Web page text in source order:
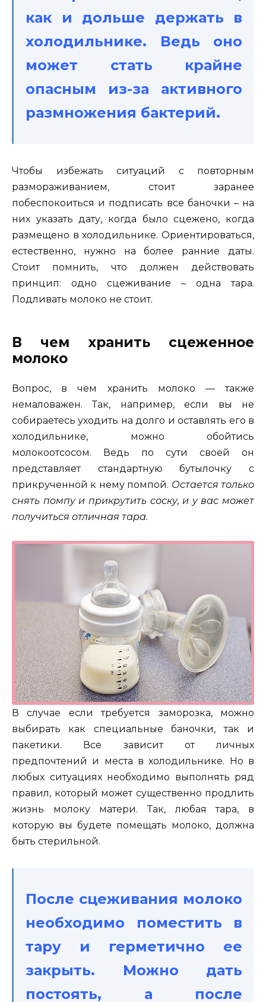
как и дольше держать в
холодильнике. Ведь оно
может стать крайне
опасным из-за активного
размножения бактерий.
Чтобы избежать ситуаций с повторным
размораживанием, стоит заранее
побеспокоиться и подписать все баночки – на
них указать дату, когда было сцежено, когда
размещено в холодильнике. Ориентироваться,
естественно, нужно на более ранние даты.
Стоит помнить, что должен действовать
принцип: одно сцеживание – одна тара.
Подливать молоко не стоит.
В чем хранить сцеженное
молоко
Вопрос, в чем хранить молоко — также
немаловажен. Так, например, если вы не
собираетесь уходить на долго и оставлять его в
холодильнике, можно обойтись
молокоотсосом. Ведь по сути своей он
представляет стандартную бутылочку с
прикрученной к нему помпой. Остается только
снять помпу и прикрутить соску, и у вас может
получиться отличная тара.
В случае если требуется заморозка, можно
выбирать как специальные баночки, так и
пакетики. Все зависит от личных
предпочтений и места в холодильнике. Но в
любых ситуациях необходимо выполнять ряд
правил, который может существенно продлить
жизнь молоку матери. Так, любая тара, в
которую вы будете помещать молоко, должна
быть стерильной.
После сцеживания молоко
необходимо поместить в
тару и герметично ее
закрыть. Можно дать
постоять, а после